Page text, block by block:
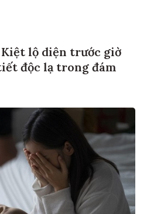
lộ diện trước giờ
độc lạ trong đám